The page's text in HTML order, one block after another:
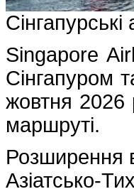
Сінгапурські
Singapore
Сінгапуром
жовтня 2026
маршруті.
Розширення
Азіатсько-